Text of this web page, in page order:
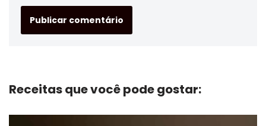
Receitas que você pode gostar: